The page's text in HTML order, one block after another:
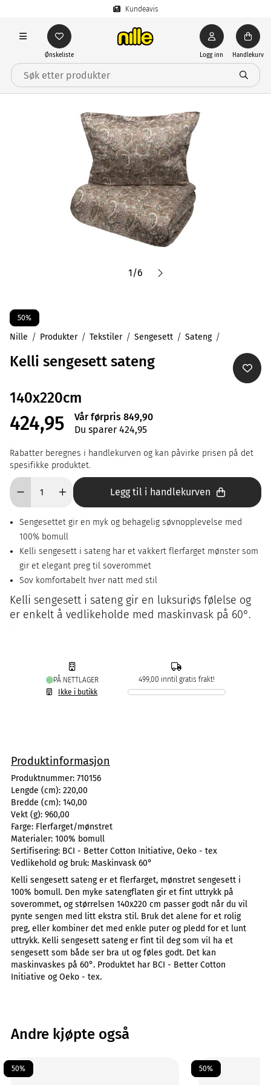
Kundeavis
Ønskeliste Logg inn Handlekurv
1/6
50%
Nille Produkter Tekstiler Sengesett Sateng
Kelli sengesett sateng
140x220cm
424,95
Vår førpris 849,90
Du sparer 424,95
Rabatter beregnes i handlekurven og kan påvirke prisen på det
spesifikke produktet.
Legg til i handlekurven
Sengesettet gir en myk og behagelig søvnopplevelse med
100% bomull
Kelli sengesett i sateng har et vakkert flerfarget mønster som
gir et elegant preg til soverommet
Sov komfortabelt hver natt med stil
Kelli sengesett i sateng gir en luksuriøs følelse og
er enkelt å vedlikeholde med maskinvask på 60°.
PÅ NETTLAGER
Ikke i butikk
499,00 inntil gratis frakt!
Produktinformasjon
Produktnummer: 710156
Lengde (cm): 220,00
Bredde (cm): 140,00
Vekt (g): 960,00
Farge: Flerfarget/mønstret
Materialer: 100% bomull
Sertifisering: BCI - Better Cotton Initiative, Oeko - tex
Vedlikehold og bruk: Maskinvask 60°
Kelli sengesett sateng er et flerfarget, mønstret sengesett i
100% bomull. Den myke satengflaten gir et fint uttrykk på
soverommet, og størrelsen 140x220 cm passer godt når du vil
pynte sengen med litt ekstra stil. Bruk det alene for et rolig
preg, eller kombiner det med enkle puter og pledd for et lunt
uttrykk. Kelli sengesett sateng er fint til deg som vil ha et
sengesett som både ser bra ut og føles godt. Det kan
maskinvaskes på 60°. Produktet har BCI - Better Cotton
Initiative og Oeko - tex.
Andre kjøpte også
50% 50%